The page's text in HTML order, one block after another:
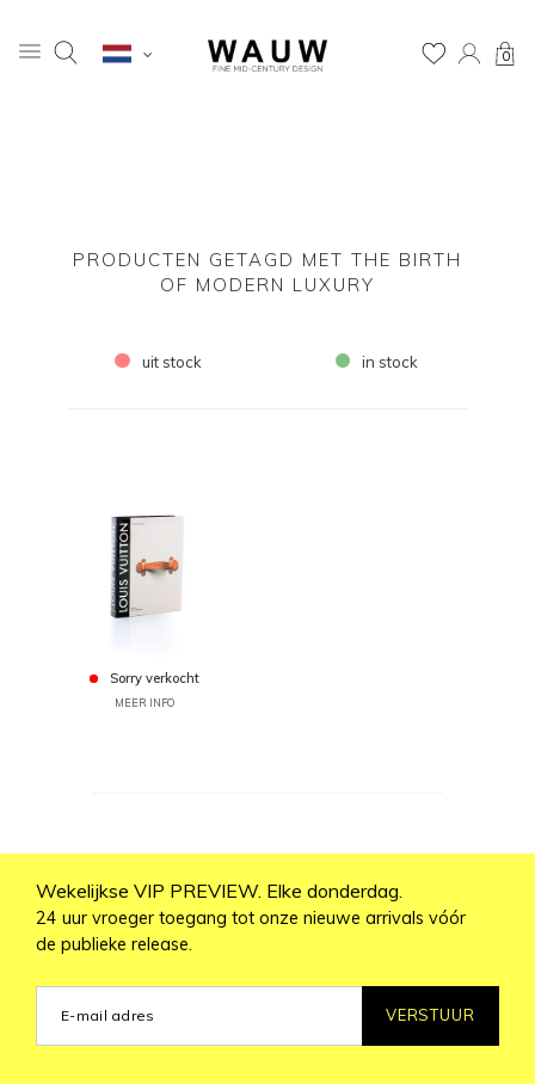
0
PRODUCTEN GETAGD MET THE BIRTH
OF MODERN LUXURY
uit stock in stock
Sorry verkocht
MEER INFO
Wekelijkse VIP PREVIEW. Elke donderdag.
24 uur vroeger toegang tot onze nieuwe arrivals vóór
de publieke release.
VERSTUUR